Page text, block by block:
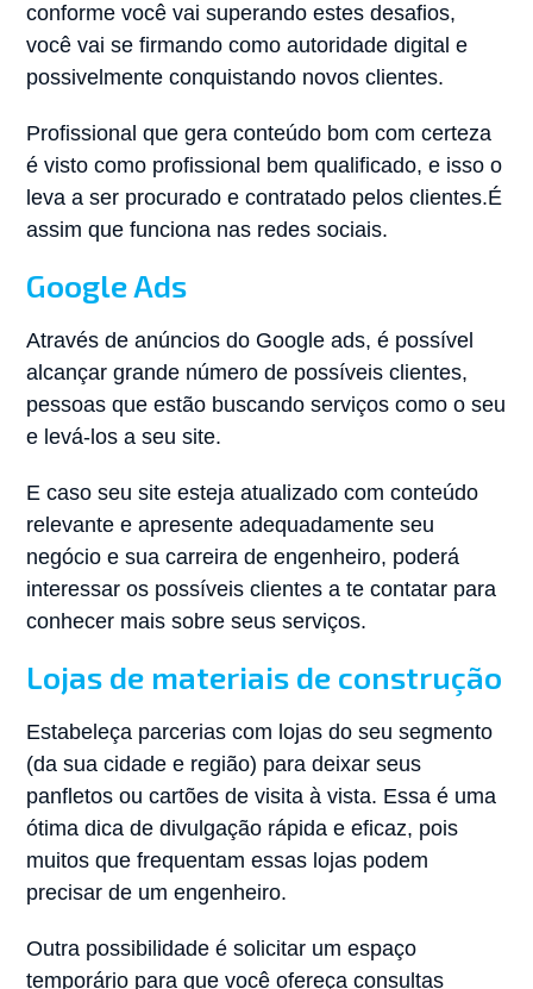
conforme você vai superando estes desafios,
você vai se firmando como autoridade digital e
possivelmente conquistando novos clientes.
Profissional que gera conteúdo bom com certeza
é visto como profissional bem qualificado, e isso o
leva a ser procurado e contratado pelos clientes.É
assim que funciona nas redes sociais.
Google Ads
Através de anúncios do Google ads, é possível
alcançar grande número de possíveis clientes,
pessoas que estão buscando serviços como o seu
e levá-los a seu site.
E caso seu site esteja atualizado com conteúdo
relevante e apresente adequadamente seu
negócio e sua carreira de engenheiro, poderá
interessar os possíveis clientes a te contatar para
conhecer mais sobre seus serviços.
Lojas de materiais de construção
Estabeleça parcerias com lojas do seu segmento
(da sua cidade e região) para deixar seus
panfletos ou cartões de visita à vista. Essa é uma
ótima dica de divulgação rápida e eficaz, pois
muitos que frequentam essas lojas podem
precisar de um engenheiro.
Outra possibilidade é solicitar um espaço
temporário para que você ofereça consultas